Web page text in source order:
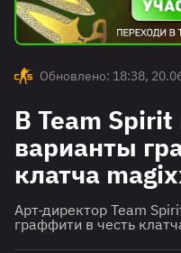
Обновлено: 18:38,
В Team
варианты
клатча
Арт-директор Team
граффити в честь